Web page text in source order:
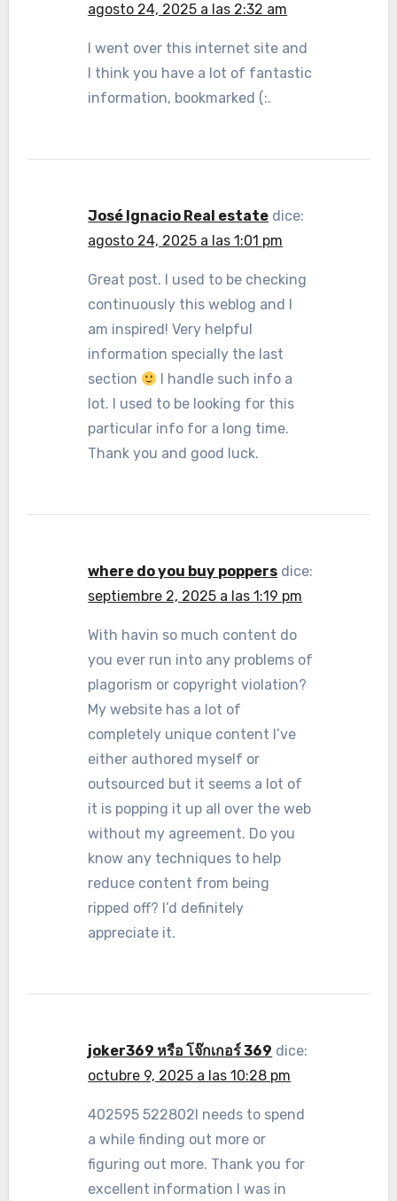
agosto 24, 2025 a las 2:32 am
I went over this internet site and
I think you have a lot of fantastic
information, bookmarked (:.
José Ignacio Real estate dice:
agosto 24, 2025 a las 1:01 pm
Great post. I used to be checking
continuously this weblog and I
am inspired! Very helpful
information specially the last
section
I handle such info a
lot. I used to be looking for this
particular info for a long time.
Thank you and good luck.
where do you buy poppers dice:
septiembre 2, 2025 a las 1:19 pm
With havin so much content do
you ever run into any problems of
plagorism or copyright violation?
My website has a lot of
completely unique content I’ve
either authored myself or
outsourced but it seems a lot of
it is popping it up all over the web
without my agreement. Do you
know any techniques to help
reduce content from being
ripped off? I’d definitely
appreciate it.
joker369 หรือ โจ๊กเกอร์ 369 dice:
octubre 9, 2025 a las 10:28 pm
402595 522802I needs to spend
a while finding out more or
figuring out more. Thank you for
excellent information I was in